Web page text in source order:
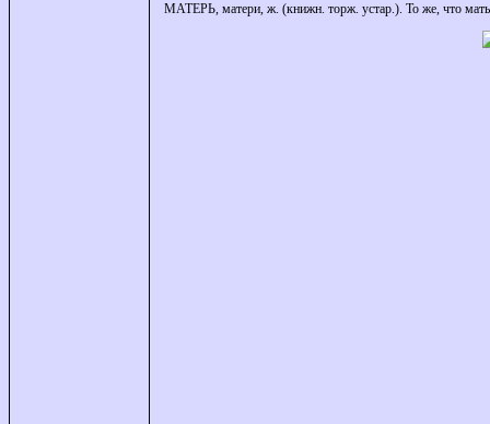
МАТЕРЬ, матери, ж. (книжн. торж. устар.). То же, что